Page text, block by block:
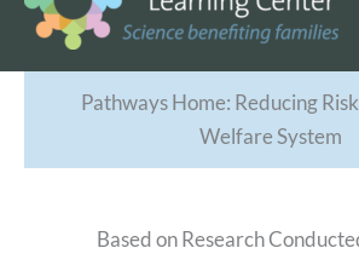
Pathways Home: Reducing
Welfare System
Based on Research